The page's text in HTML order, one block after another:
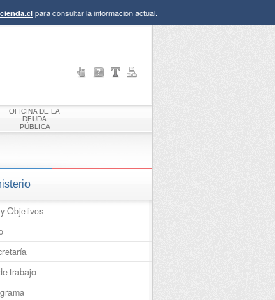
para consultar la información actual.
OFICINA DE LA
DEUDA
PÚBLICA
Objetivos
trabajo